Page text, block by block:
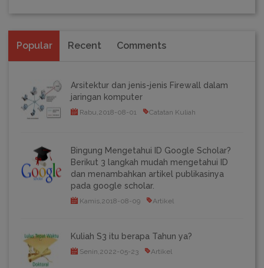
Popular Recent Comments
Arsitektur dan jenis-jenis Firewall dalam
jaringan komputer
Rabu,2018-08-01 Catatan Kuliah
Bingung Mengetahui ID Google Scholar?
Berikut 3 langkah mudah mengetahui ID
dan menambahkan artikel publikasinya
pada google scholar.
Kamis,2018-08-09 Artikel
Kuliah S3 itu berapa Tahun ya?
Senin,2022-05-23 Artikel